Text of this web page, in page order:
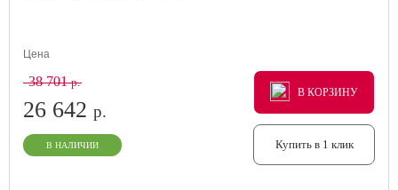
Цена
38 701р.
26 642 р.
В НАЛИЧИИ
В КОРЗИНУ
В КОРЗИНУ
В КОРЗИНУ
Купить в 1 клик